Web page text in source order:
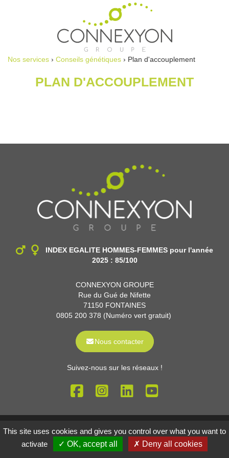
Nos services › Conseils génétiques › Plan d'accouplement
PLAN D'ACCOUPLEMENT
INDEX EGALITE HOMMES-FEMMES pour l'année
2025 : 85/100
CONNEXYON GROUPE
Rue du Gué de Nifette
71150 FONTAINES
0805 200 378 (Numéro vert gratuit)
Nous contacter
Suivez-nous sur les réseaux !
Mentions légales
Gestion des cookies
Réalisé par
This site uses cookies and gives you control over what you want to
activate
✓ OK, accept all ✗ Deny all cookies